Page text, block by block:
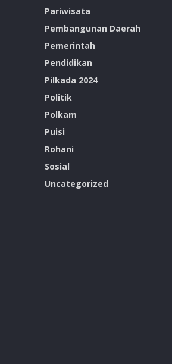
Pariwisata
Pembangunan Daerah
Pemerintah
Pendidikan
Pilkada 2024
Politik
Polkam
Puisi
Rohani
Sosial
Uncategorized